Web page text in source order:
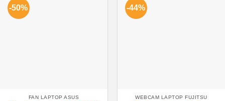
-50%
FAN LAPTOP ASUS
-44%
WEBCAM LAPTOP FUJITSU